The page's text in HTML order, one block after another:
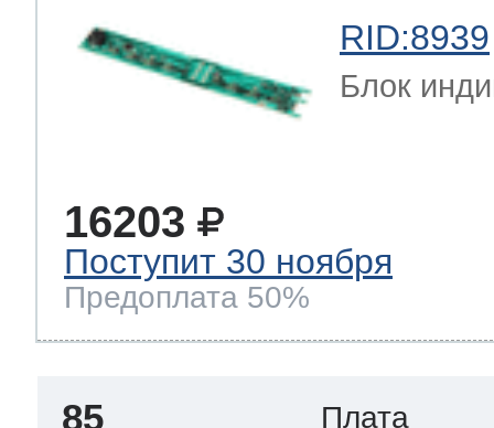
RID:8939
Блок
16203
Поступит 30 ноября
Предоплата 50%
85
Плата